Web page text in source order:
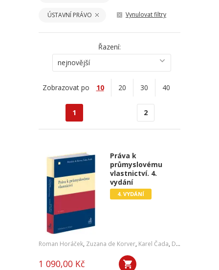
ÚSTAVNÍ PRÁVO Vynulovat filtry
Řazení:
nejnovější
Zobrazovat po 10 20 30 40
1 2
Práva k
průmyslovému
vlastnictví. 4.
vydání
4. VYDÁNÍ
Roman Horáček, Zuzana de Korver, Karel Čada, Daniel Patěk
1 090,00 Kč